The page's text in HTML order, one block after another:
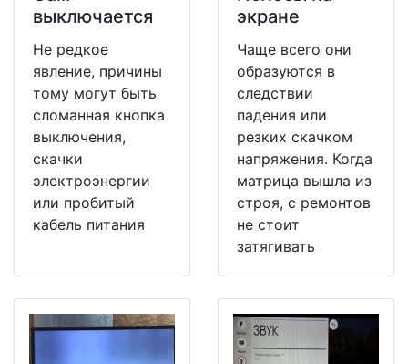
выключается
Не редкое
явление, причины
тому могут быть
сломанная кнопка
выключения,
скачки
электроэнергии
или пробитый
кабель питания
экране
Чаще всего они
образуются в
следствии
падения или
резких скачком
напряжения. Когда
матрица вышла из
строя, с ремонтов
не стоит
затягивать